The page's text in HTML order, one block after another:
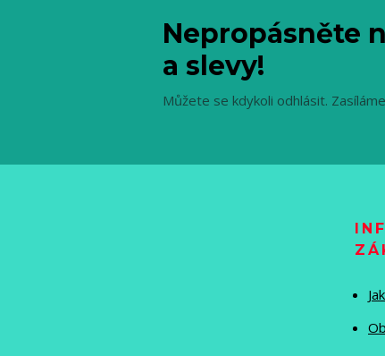
Nepropásněte
a slevy!
Můžete se kdykoli odhlásit.